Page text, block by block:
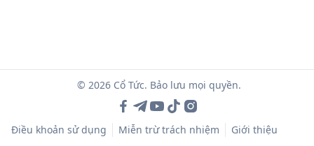
© 2026 Cổ Tức. Bảo lưu mọi quyền.
Điều khoản sử dụng Miễn trừ trách nhiệm Giới thiệu